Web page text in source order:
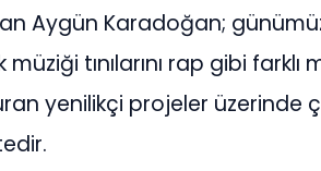
Aygün Karadoğan;
tınılarını rap gibi farklı
yenilikçi projeler üzerinde